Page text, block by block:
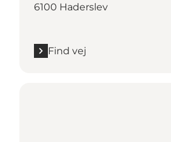
6100 Haderslev
Find vej